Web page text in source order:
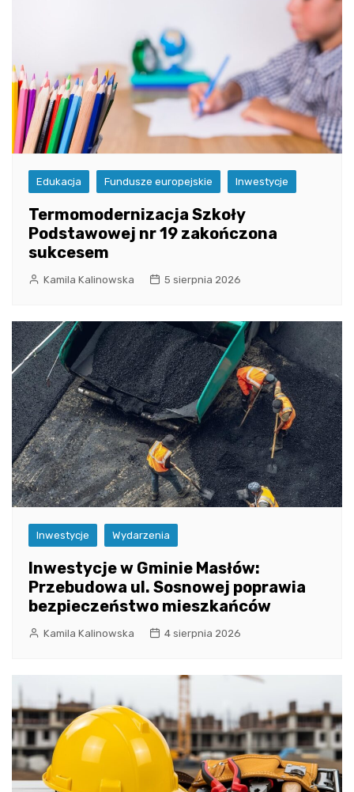
Edukacja Fundusze europejskie Inwestycje
Termomodernizacja Szkoły
Podstawowej nr 19 zakończona
sukcesem
Kamila Kalinowska 5 sierpnia 2026
Inwestycje Wydarzenia
Inwestycje w Gminie Masłów:
Przebudowa ul. Sosnowej poprawia
bezpieczeństwo mieszkańców
Kamila Kalinowska 4 sierpnia 2026